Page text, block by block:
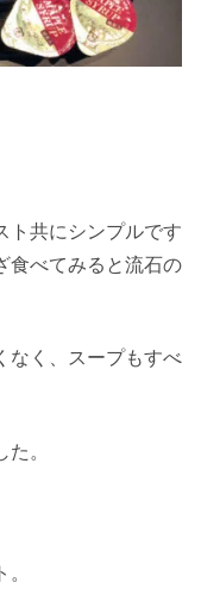
ト共にシンプルです
食べてみると流石の
なく、スープもすべ
。